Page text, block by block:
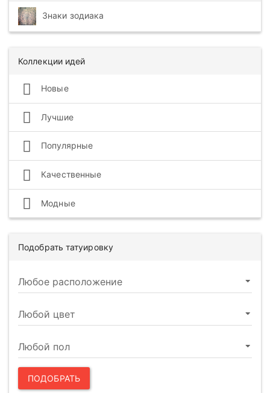
Знаки зодиака
Коллекции идей
Новые
Лучшие
Популярные
Качественные
Модные
Подобрать татуировку
ПОДОБРАТЬ